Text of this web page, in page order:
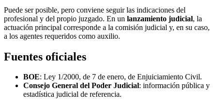
Puede ser posible, pero conviene seguir las indicaciones del
profesional y del propio juzgado. En un lanzamiento judicial, la
actuación principal corresponde a la comisión judicial y, en su caso,
a los agentes requeridos como auxilio.
Fuentes oficiales
BOE: Ley 1/2000, de 7 de enero, de Enjuiciamiento Civil.
Consejo General del Poder Judicial: información pública y
estadística judicial de referencia.